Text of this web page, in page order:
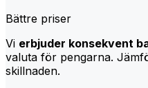
Bättre priser
Vi erbjuder konsekvent
valuta för pengarna.
skillnaden.